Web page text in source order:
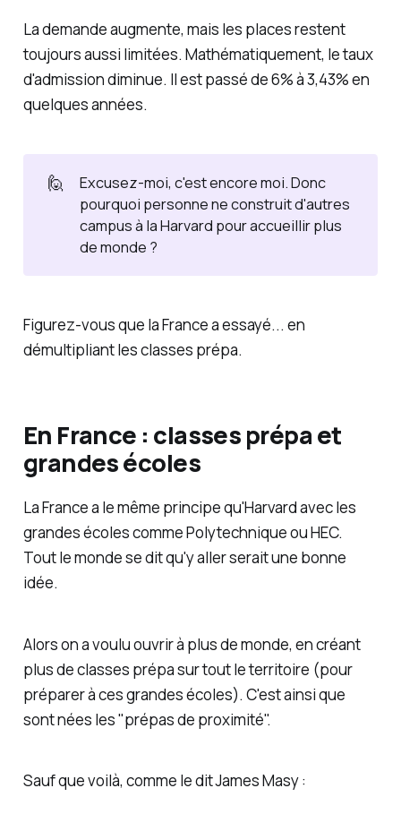
La demande augmente, mais les places restent
toujours aussi limitées. Mathématiquement, le taux
d'admission diminue. Il est passé de 6% à 3,43% en
quelques années.
🙋
Excusez-moi, c'est encore moi. Donc
pourquoi personne ne construit d'autres
campus à la Harvard pour accueillir plus
de monde ?
Figurez-vous que la France a essayé... en
démultipliant les classes prépa.
En France : classes prépa et
grandes écoles
La France a le même principe qu'Harvard avec les
grandes écoles comme Polytechnique ou HEC.
Tout le monde se dit qu'y aller serait une bonne
idée.
Alors on a voulu ouvrir à plus de monde, en créant
plus de classes prépa sur tout le territoire (pour
préparerà ces grandes écoles). C'est ainsi que
sont nées les "prépas de proximité".
Sauf que voilà, comme le dit James Masy :